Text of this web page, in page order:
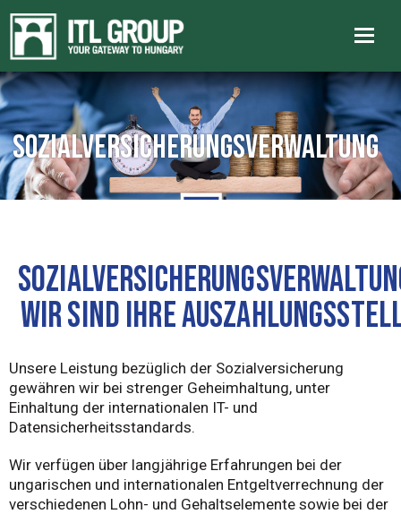
Sozialversicherungsverwaltung
WIR SIND IHRE
Unsere Leistung bezüglich der Sozialversicherung
gewähren wir bei strenger Geheimhaltung, unter
Einhaltung der internationalen IT- und
Datensicherheitsstandards.
Wir verfügen über langjährige Erfahrungen bei der
ungarischen und internationalen Entgeltverrechnung der
verschiedenen Lohn- und Gehaltselemente sowie bei der